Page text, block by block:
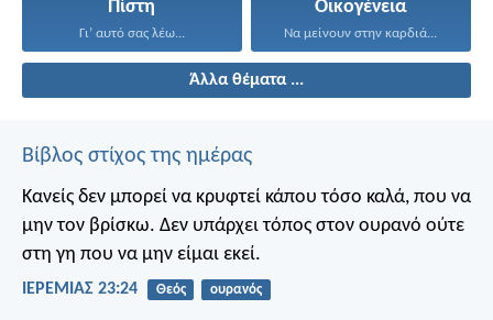
Πίστη
Γι’ αυτό σας λέω...
Οικογένεια
Να μείνουν στην καρδιά...
Άλλα θέματα ...
Βίβλος στίχος της ημέρας
Κανείς δεν μπορεί να κρυφτεί κάπου τόσο καλά, που να
μην τον βρίσκω. Δεν υπάρχει τόπος στον ουρανό ούτε
στη γη που να μην είμαι εκεί.
ΙΕΡΕΜΙΑΣ 23:24 Θεός ουρανός